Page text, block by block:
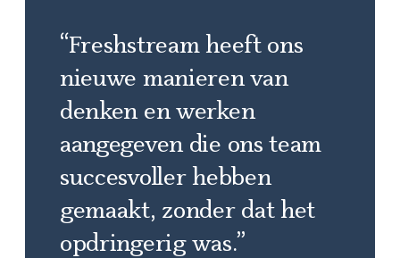
“Freshstream heeft ons
nieuwe manieren van
denken en werken
aangegeven die ons team
succesvoller hebben
gemaakt, zonder dat het
opdringerig was.”